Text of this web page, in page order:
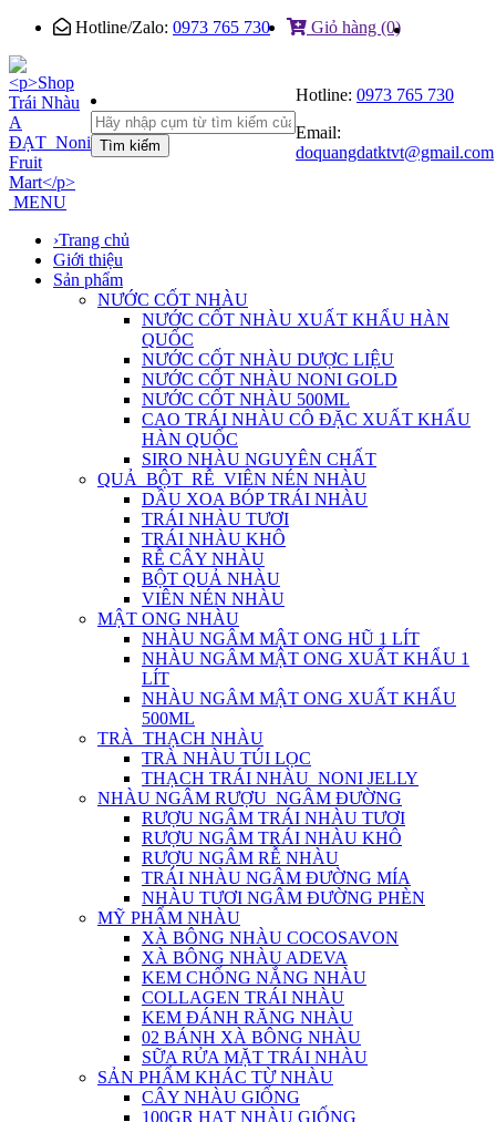
Hotline/Zalo: 0973 765 730 Giỏ hàng (0)
Tìm kiếm
Hotline: 0973 765 730
Email:
doquangdatktvt@gmail.com
MENU
›Trang chủ
Giới thiệu
Sản phẩm
NƯỚC CỐT NHÀU
NƯỚC CỐT NHÀU XUẤT KHẨU HÀN
QUỐC
NƯỚC CỐT NHÀU DƯỢC LIỆU
NƯỚC CỐT NHÀU NONI GOLD
NƯỚC CỐT NHÀU 500ML
CAO TRÁI NHÀU CÔ ĐẶC XUẤT KHẨU
HÀN QUỐC
SIRO NHÀU NGUYÊN CHẤT
QUẢ_BỘT_RỄ_VIÊN NÉN NHÀU
DẦU XOA BÓP TRÁI NHÀU
TRÁI NHÀU TƯƠI
TRÁI NHÀU KHÔ
RỄ CÂY NHÀU
BỘT QUẢ NHÀU
VIÊN NÉN NHÀU
MẬT ONG NHÀU
NHÀU NGÂM MẬT ONG HŨ 1 LÍT
NHÀU NGÂM MẬT ONG XUẤT KHẨU 1
LÍT
NHÀU NGÂM MẬT ONG XUẤT KHẨU
500ML
TRÀ_THẠCH NHÀU
TRÀ NHÀU TÚI LỌC
THẠCH TRÁI NHÀU_NONI JELLY
NHÀU NGÂM RƯỢU_NGÂM ĐƯỜNG
RƯỢU NGÂM TRÁI NHÀU TƯƠI
RƯỢU NGÂM TRÁI NHÀU KHÔ
RƯỢU NGÂM RỄ NHÀU
TRÁI NHÀU NGÂM ĐƯỜNG MÍA
NHÀU TƯƠI NGÂM ĐƯỜNG PHÈN
MỸ PHẨM NHÀU
XÀ BÔNG NHÀU COCOSAVON
XÀ BÔNG NHÀU ADEVA
KEM CHỐNG NẮNG NHÀU
COLLAGEN TRÁI NHÀU
KEM ĐÁNH RĂNG NHÀU
02 BÁNH XÀ BÔNG NHÀU
SỮA RỬA MẶT TRÁI NHÀU
SẢN PHẨM KHÁC TỪ NHÀU
CÂY NHÀU GIỐNG
100GR HẠT NHÀU GIỐNG